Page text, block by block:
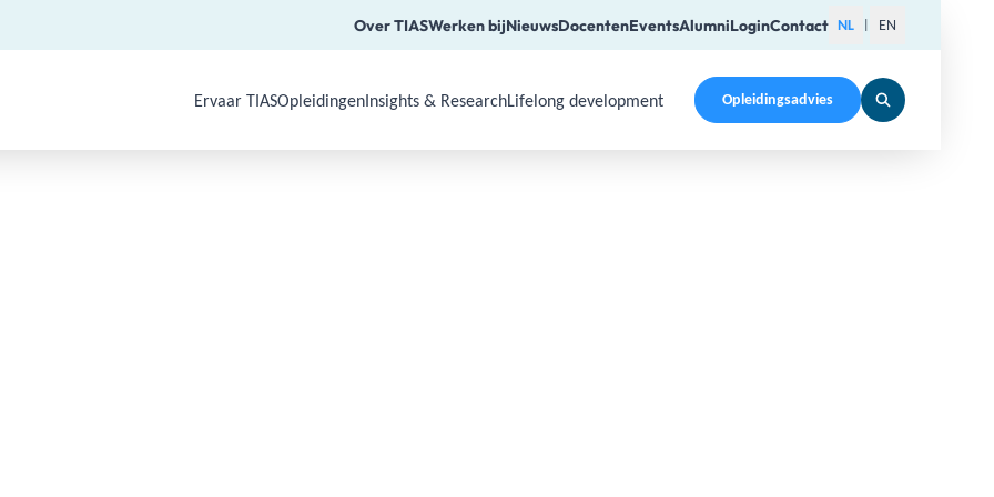
Over TIASWerken bijNieuwsDocentenEventsAlumniLoginContact NL EN
Use Arrow Down, Enter or Space to open a submenu. Use Arrow Up, Home, End to navigate items
Ervaar TIASOpleidingenInsights & ResearchLifelong development Opleidingsadvies